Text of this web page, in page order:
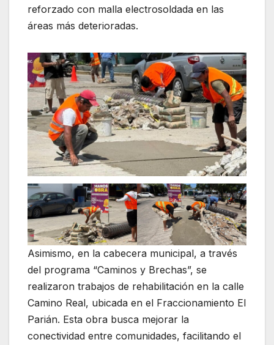
reforzado con malla electrosoldada en las
áreas más deterioradas.
Asimismo, en la cabecera municipal, a través
del programa “Caminos y Brechas”, se
realizaron trabajos de rehabilitación en la calle
Camino Real, ubicada en el Fraccionamiento El
Parián. Esta obra busca mejorar la
conectividad entre comunidades, facilitando el